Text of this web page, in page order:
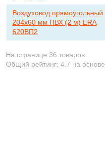
Воздуховод прямоугольный
204х60 мм ПВХ (2 м) ERA
620ВП2
На странице 36 товаров
Общий рейтинг: 4.7 на основе